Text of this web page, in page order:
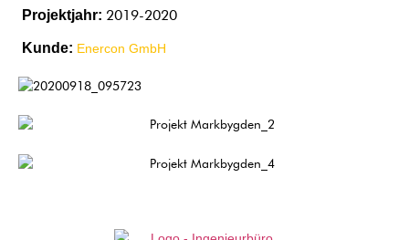
Projektjahr: 2019-2020
Kunde: Enercon GmbH